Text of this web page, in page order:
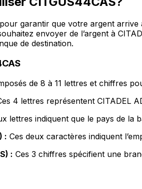
garantir que votre argent
envoyer de l’argent à
de destination.
de 8 à 11 lettres et chiffres
4 lettres représentent CITADEL
lettres indiquent que le pays de la
: Ces deux caractères indiquent
: Ces 3 chiffres spécifient une